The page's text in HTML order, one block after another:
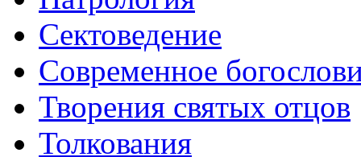
Сектоведение
Современное
Творения святых отцов
Толкования